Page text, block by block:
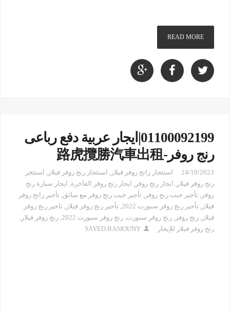
READ MORE
01100092199|ايجار عربية دفع رباعى
رنج روفر-路虎攬勝汽車出租
24/10/2023 استئجار رانج روفر فيلار , استئجار رنج روفر فيلار , استئجر
رنج روفر فيلار , ايجار رنج روفر , ايجار رنج روفر الفاخرة, ايجار سيارة رنج
روفر , تأجير جيب رنج روفر , تأجير جيب رنج روفر مع سائق, تأجير رانج روفر
فيلار , تأجير رنج روفر سبورت 2022 , تأجير رنج روفر فيلار , تاجير رنج روفر
فيلار , رنج روفر , رنج روفر سبورت, رنج روفر سبورت 2022 , رنج روفر فيلار ,
رنج روفر فيلار للإيجار
SAYED BASIOUNY